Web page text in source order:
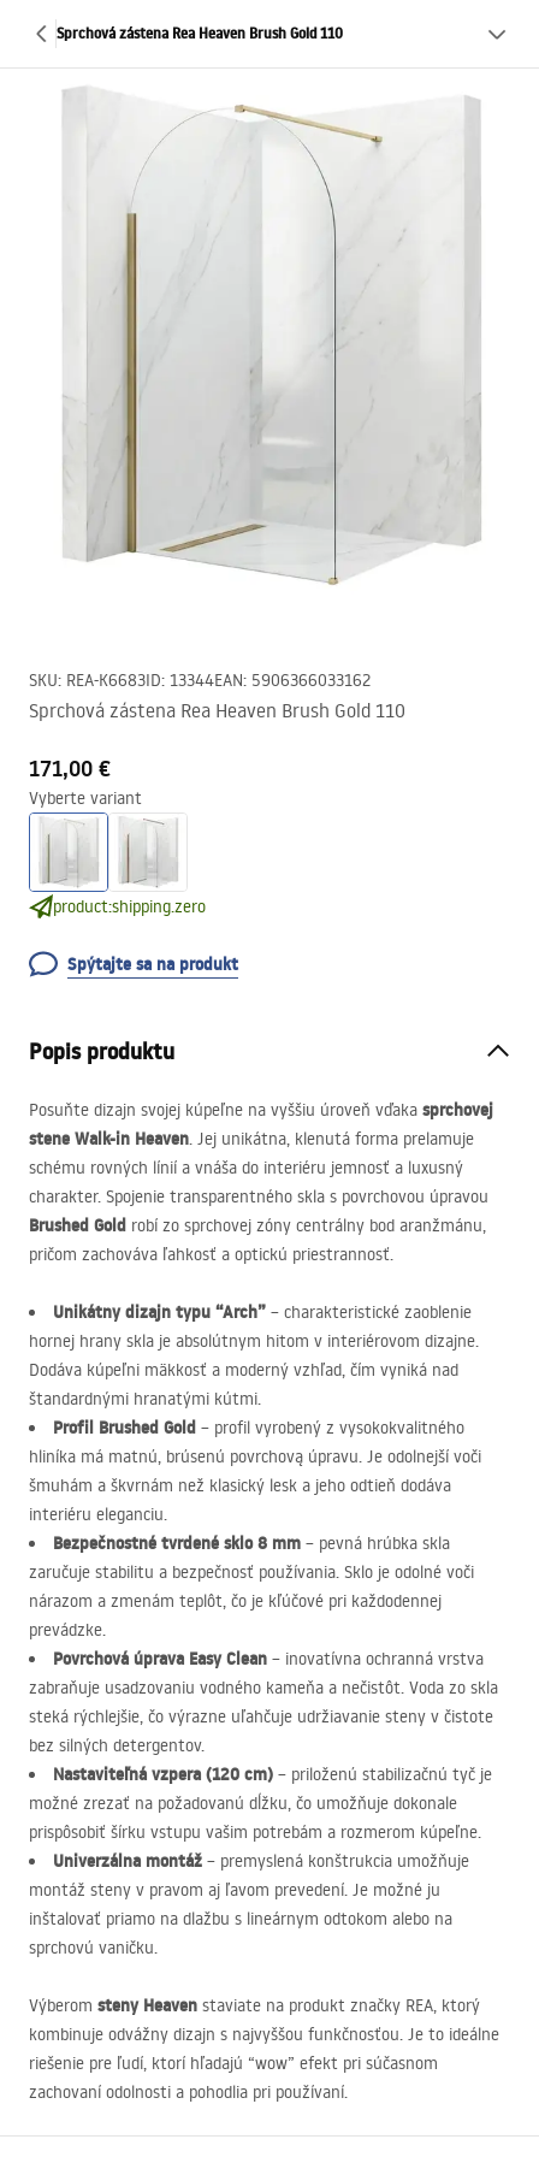
Sprchová zástena Rea Heaven Brush Gold 110
SKU: REA-K6683ID: 13344EAN: 5906366033162
Sprchová zástena Rea Heaven Brush Gold 110
171,00 €
Vyberte variant
product:shipping.zero
Spýtajte sa na produkt
Popis produktu
Posuňte dizajn svojej kúpeľne na vyššiu úroveň vďaka sprchovej
stene Walk-in Heaven. Jej unikátna, klenutá forma prelamuje
schému rovných línií a vnáša do interiéru jemnosť a luxusný
charakter. Spojenie transparentného skla s povrchovou úpravou
Brushed Gold robí zo sprchovej zóny centrálny bod aranžmánu,
pričom zachováva ľahkosť a optickú priestrannosť.
Unikátny dizajn typu “Arch” – charakteristické zaoblenie
hornej hrany skla je absolútnym hitom v interiérovom dizajne.
Dodáva kúpeľni mäkkosť a moderný vzhľad, čím vyniká nad
štandardnými hranatými kútmi.
Profil Brushed Gold – profil vyrobený z vysokokvalitného
hliníka má matnú, brúsenú povrchovą úpravu. Je odolnejší voči
šmuhám a škvrnám než klasický lesk a jeho odtieň dodáva
interiéru eleganciu.
Bezpečnostné tvrdené sklo 8 mm – pevná hrúbka skla
zaručuje stabilitu a bezpečnosť používania. Sklo je odolné voči
nárazom a zmenám teplôt, čo je kľúčové pri každodennej
prevádzke.
Povrchová úprava Easy Clean – inovatívna ochranná vrstva
zabraňuje usadzovaniu vodného kameňa a nečistôt. Voda zo skla
steká rýchlejšie, čo výrazne uľahčuje udržiavanie steny v čistote
bez silných detergentov.
Nastaviteľná vzpera (120 cm) – priloženú stabilizačnú tyč je
možné zrezať na požadovanú dĺžku, čo umožňuje dokonale
prispôsobiť šírku vstupu vašim potrebám a rozmerom kúpeľne.
Univerzálna montáž – premyslená konštrukcia umožňuje
montáž steny v pravom aj ľavom prevedení. Je možné ju
inštalovať priamo na dlažbu s lineárnym odtokom alebo na
sprchovú vaničku.
Výberom steny Heaven staviate na produkt značky REA, ktorý
kombinuje odvážny dizajn s najvyššou funkčnosťou. Je to ideálne
riešenie pre ľudí, ktorí hľadajú “wow” efekt pri súčasnom
zachovaní odolnosti a pohodlia pri používaní.